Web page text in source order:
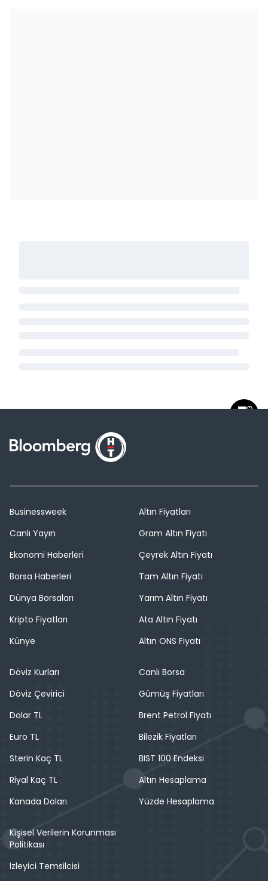
Businessweek
Canlı Yayın
Ekonomi Haberleri
Borsa Haberleri
Dünya Borsaları
Kripto Fiyatları
Künye
Altın Fiyatları
Gram Altın Fiyatı
Çeyrek Altın Fiyatı
Tam Altın Fiyatı
Yarım Altın Fiyatı
Ata Altın Fiyatı
Altın ONS Fiyatı
Döviz Kurları
Döviz Çevirici
Dolar TL
Euro TL
Sterin Kaç TL
Riyal Kaç TL
Kanada Doları
Canlı Borsa
Gümüş Fiyatları
Brent Petrol Fiyatı
Bilezik Fiyatları
BIST 100 Endeksi
Altın Hesaplama
Yüzde Hesaplama
Kişisel Verilerin Korunması
Politikası
İzleyici Temsilcisi